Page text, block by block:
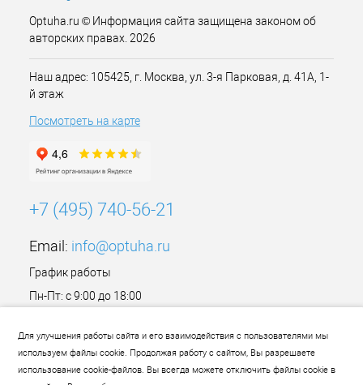
Для улучшения работы сайта и его взаимодействия с пользователями мы
используем файлы cookie. Продолжая работу с сайтом, Вы разрешаете
использование cookie-файлов. Вы всегда можете отключить файлы cookie в
Optuha.ru © Информация сайта защищена законом об
авторских правах. 2026
Наш адрес: 105425, г. Москва, ул. 3-я Парковая, д. 41А, 1-
й этаж
Посмотреть на карте
+7 (495) 740-56-21
Email: info@optuha.ru
График работы
Пн-Пт: с 9:00 до 18:00